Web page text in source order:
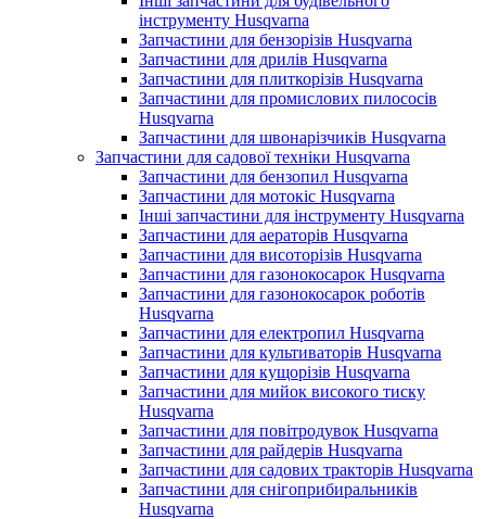
інструменту Husqvarna
Запчастини для бензорізів Husqvarna
Запчастини для дрилів Husqvarna
Запчастини для плиткорізів Husqvarna
Запчастини для промислових пилососів
Husqvarna
Запчастини для швонарізчиків Husqvarna
Запчастини для садової техніки Husqvarna
Запчастини для бензопил Husqvarna
Запчастини для мотокіс Husqvarna
Інші запчастини для інструменту Husqvarna
Запчастини для аераторів Husqvarna
Запчастини для висоторізів Husqvarna
Запчастини для газонокосарок Husqvarna
Запчастини для газонокосарок роботів
Husqvarna
Запчастини для електропил Husqvarna
Запчастини для культиваторів Husqvarna
Запчастини для кущорізів Husqvarna
Запчастини для мийок високого тиску
Husqvarna
Запчастини для повітродувок Husqvarna
Запчастини для райдерів Husqvarna
Запчастини для садових тракторів Husqvarna
Запчастини для снігоприбиральників
Husqvarna